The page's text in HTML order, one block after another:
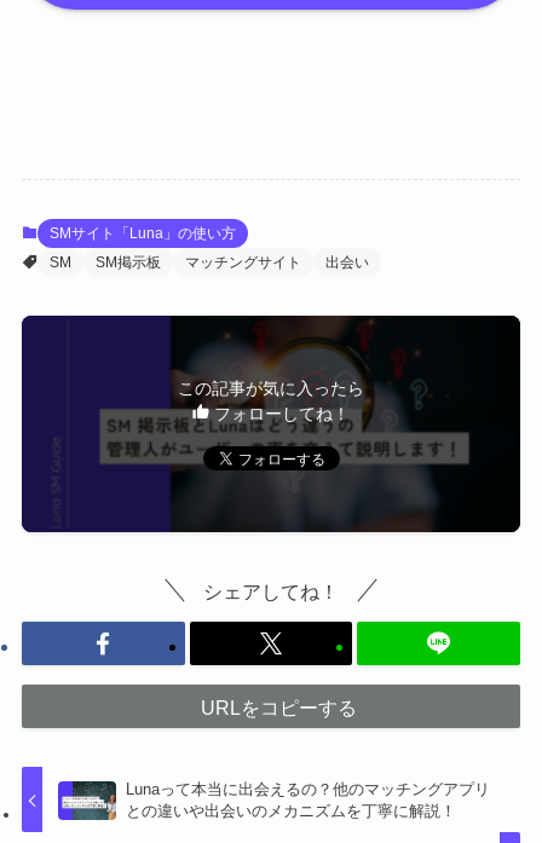
SMサイト「Luna」の使い方
SM
SM掲示板 マッチングサイト 出会い
この記事が気に入ったら
フォローしてね！
シェアしてね！
URLをコピーする
Lunaって本当に出会えるの？他のマッチングアプリ
との違いや出会いのメカニズムを丁寧に解説！